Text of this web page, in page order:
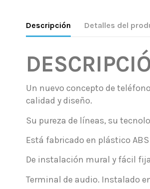
Descripción Detalles del
Un nuevo concepto de
calidad y diseño.
Su pureza de líneas, su
Está fabricado en plástico
De instalación mural y fácil
Terminal de audio. Instalado